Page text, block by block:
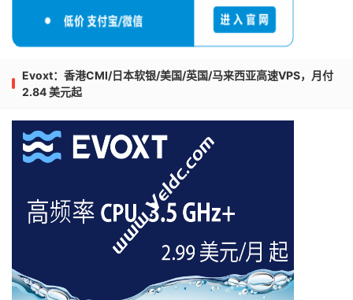
Evoxt：香港CMI/日本软银/美国/英国/马来西亚高速VPS，月付
2.84 美元起